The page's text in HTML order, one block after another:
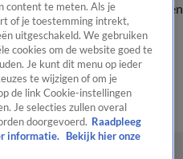
vragenKijkersvraag insturen
OranjezomerShopUitzending
content te meten. Als je
of je toestemming intrekt,
uitgeschakeld. We gebruiken
cookies om de website goed te
Je kunt dit menu op ieder
te wijzigen of om je
de link Cookie-instellingen
Je selecties zullen overal
doorgevoerd. Raadpleeg
informatie.
Bekijk hier onze